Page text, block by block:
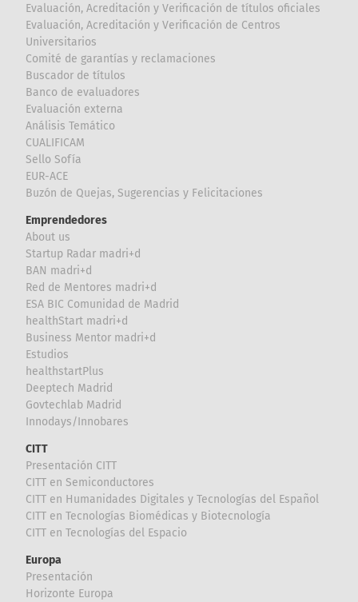
Evaluación, Acreditación y Verificación de títulos oficiales
Evaluación, Acreditación y Verificación de Centros
Universitarios
Comité de garantías y reclamaciones
Buscador de títulos
Banco de evaluadores
Evaluación externa
Análisis Temático
CUALIFICAM
Sello Sofía
EUR-ACE
Buzón de Quejas, Sugerencias y Felicitaciones
Emprendedores
About us
Startup Radar madri+d
BAN madri+d
Red de Mentores madri+d
ESA BIC Comunidad de Madrid
healthStart madri+d
Business Mentor madri+d
Estudios
healthstartPlus
Deeptech Madrid
Govtechlab Madrid
Innodays/Innobares
CITT
Presentación CITT
CITT en Semiconductores
CITT en Humanidades Digitales y Tecnologías del Español
CITT en Tecnologías Biomédicas y Biotecnología
CITT en Tecnologías del Espacio
Europa
Presentación
Horizonte Europa